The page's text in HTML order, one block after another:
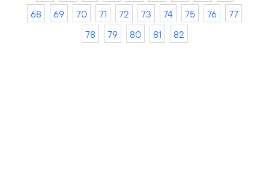
68
69 70 71 72 73 74 75 76
77
78
79 80 81 82